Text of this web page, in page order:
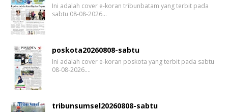
Ini adalah cover e-koran tribunbatam yang terbit pada
sabtu 08-08-2026…
poskota20260808-sabtu
Ini adalah cover e-koran poskota yang terbit pada sabtu
08-08-2026.…
tribunsumsel20260808-sabtu